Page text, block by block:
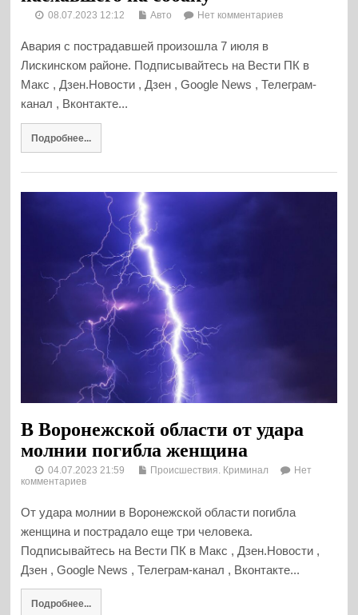
08.07.2023 12:12 Авто Нет комментариев
Авария с пострадавшей произошла 7 июля в
Лискинском районе. Подписывайтесь на Вести ПК в
Макс , Дзен.Новости , Дзен , Google News , Телеграм-
канал , Вконтакте...
Подробнее...
В Воронежской области от удара
молнии погибла женщина
04.07.2023 21:59 Происшествия. Криминал
Нет
комментариев
От удара молнии в Воронежской области погибла
женщина и пострадало еще три человека.
Подписывайтесь на Вести ПК в Макс , Дзен.Новости ,
Дзен , Google News , Телеграм-канал , Вконтакте...
Подробнее...